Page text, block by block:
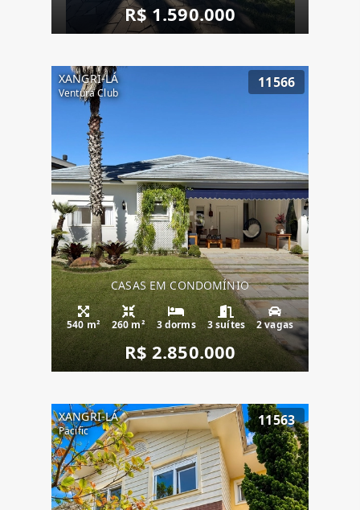
R$ 1.590.000
XANGRI-LÁ
Ventura Club
11566
CASAS EM CONDOMÍNIO
540 m² 260 m² 3 dorms 3 suítes 2 vagas
R$ 2.850.000
XANGRI-LÁ
Pacific
11563